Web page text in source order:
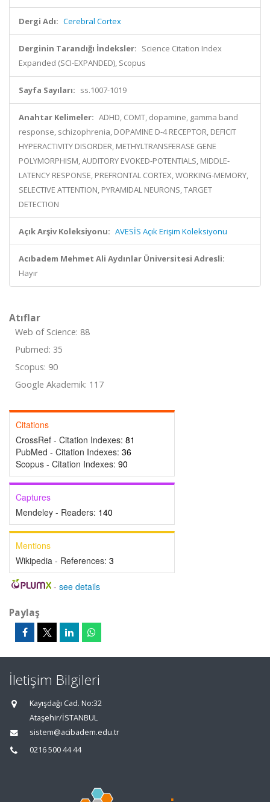
Dergi Adı: Cerebral Cortex
Derginin Tarandığı İndeksler: Science Citation Index
Expanded (SCI-EXPANDED), Scopus
Sayfa Sayıları: ss.1007-1019
Anahtar Kelimeler: ADHD, COMT, dopamine, gamma band
response, schizophrenia, DOPAMINE D-4 RECEPTOR, DEFICIT
HYPERACTIVITY DISORDER, METHYLTRANSFERASE GENE
POLYMORPHISM, AUDITORY EVOKED-POTENTIALS, MIDDLE-
LATENCY RESPONSE, PREFRONTAL CORTEX, WORKING-MEMORY,
SELECTIVE ATTENTION, PYRAMIDAL NEURONS, TARGET
DETECTION
Açık Arşiv Koleksiyonu: AVESİS Açık Erişim Koleksiyonu
Acıbadem Mehmet Ali Aydınlar Üniversitesi Adresli:
Hayır
Atıflar
Web of Science: 88
Pubmed: 35
Scopus: 90
Google Akademik: 117
Citations
CrossRef - Citation Indexes: 81
PubMed - Citation Indexes: 36
Scopus - Citation Indexes: 90
Captures
Mendeley - Readers: 140
Mentions
Wikipedia - References: 3
- see details
Paylaş
İletişim Bilgileri
Kayışdağı Cad. No:32
Ataşehir/İSTANBUL
sistem@acibadem.edu.tr
0216 500 44 44